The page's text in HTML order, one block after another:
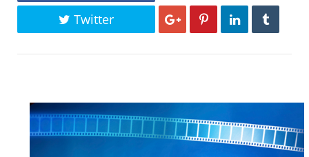
Twitter